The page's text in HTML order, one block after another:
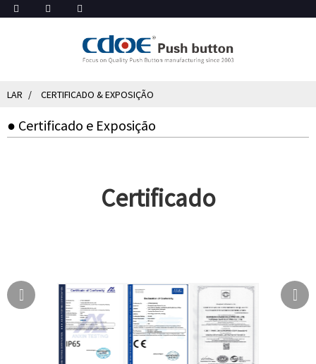
LAR CERTIFICADO & EXPOSIÇÃO
● Certificado e Exposição
Certificado